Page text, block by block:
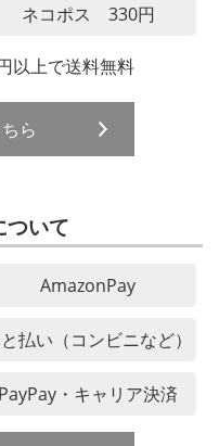
ネコポス 330円
以上で送料無料
ら
ついて
AmazonPay
払い（コンビニなど）
PayPay・キャリア決済